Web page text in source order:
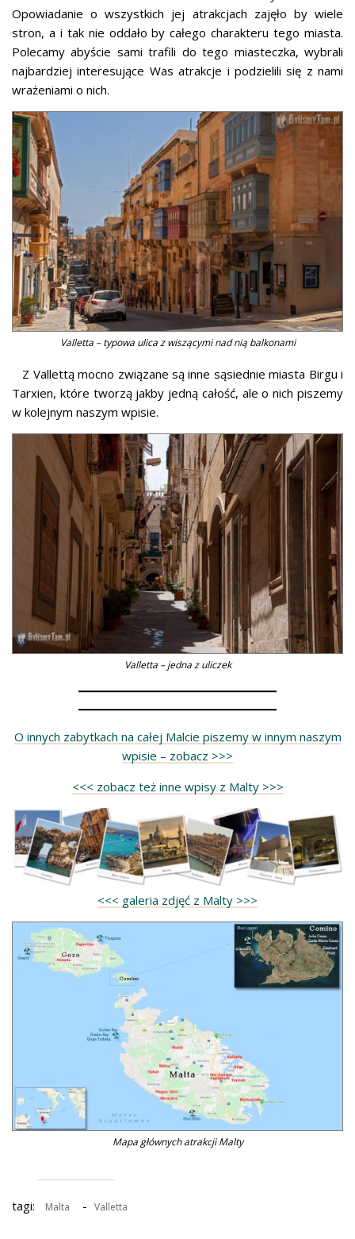
Opowiadanie o wszystkich jej atrakcjach zajęło by wiele
stron, a i tak nie oddało by całego charakteru tego miasta.
Polecamy abyście sami trafili do tego miasteczka, wybrali
najbardziej interesujące Was atrakcje i podzielili się z nami
wrażeniami o nich.
Valletta – typowa ulica z wiszącymi nad nią balkonami
Z Vallettą mocno związane są inne sąsiednie miasta Birgu i
Tarxien, które tworzą jakby jedną całość, ale o nich piszemy
w kolejnym naszym wpisie.
Valletta – jedna z uliczek
O innych zabytkach na całej Malcie piszemy w innym naszym
wpisie – zobacz >>>
<<< zobacz też inne wpisy z Malty >>>
<<< galeria zdjęć z Malty >>>
Mapa głównych atrakcji Malty
tagi: Malta - Valletta